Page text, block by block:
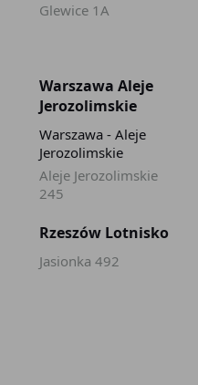
Glewice 1A
Warszawa Aleje
Jerozolimskie
Warszawa - Aleje
Jerozolimskie
Aleje Jerozolimskie
245
Rzeszów Lotnisko
Jasionka 492